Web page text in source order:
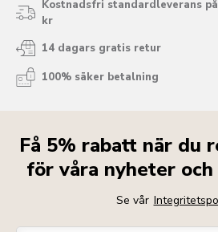
Kostnadsfri standardleverans
kr
14 dagars gratis retur
100% säker betalning
Få 5% rabatt när du
för våra nyheter
Se vår